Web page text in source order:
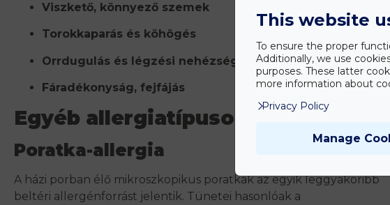
Viszkető, könnyező szemek
Torokkaparás és köhögés
Orrdugulás és légzési nehézségek
Fáradékonyság, fejfájás
Egyéb allergiatípusok
Poratka-allergia
A házi porban élő mikroszkopikus poratkák az egyik leggyakoribb
beltéri allergénforrást jelentik. Tünetei hasonlóak a
This website
To ensure the proper
Additionally, we use
purposes. These latter
more information about
Privacy Policy
Manage